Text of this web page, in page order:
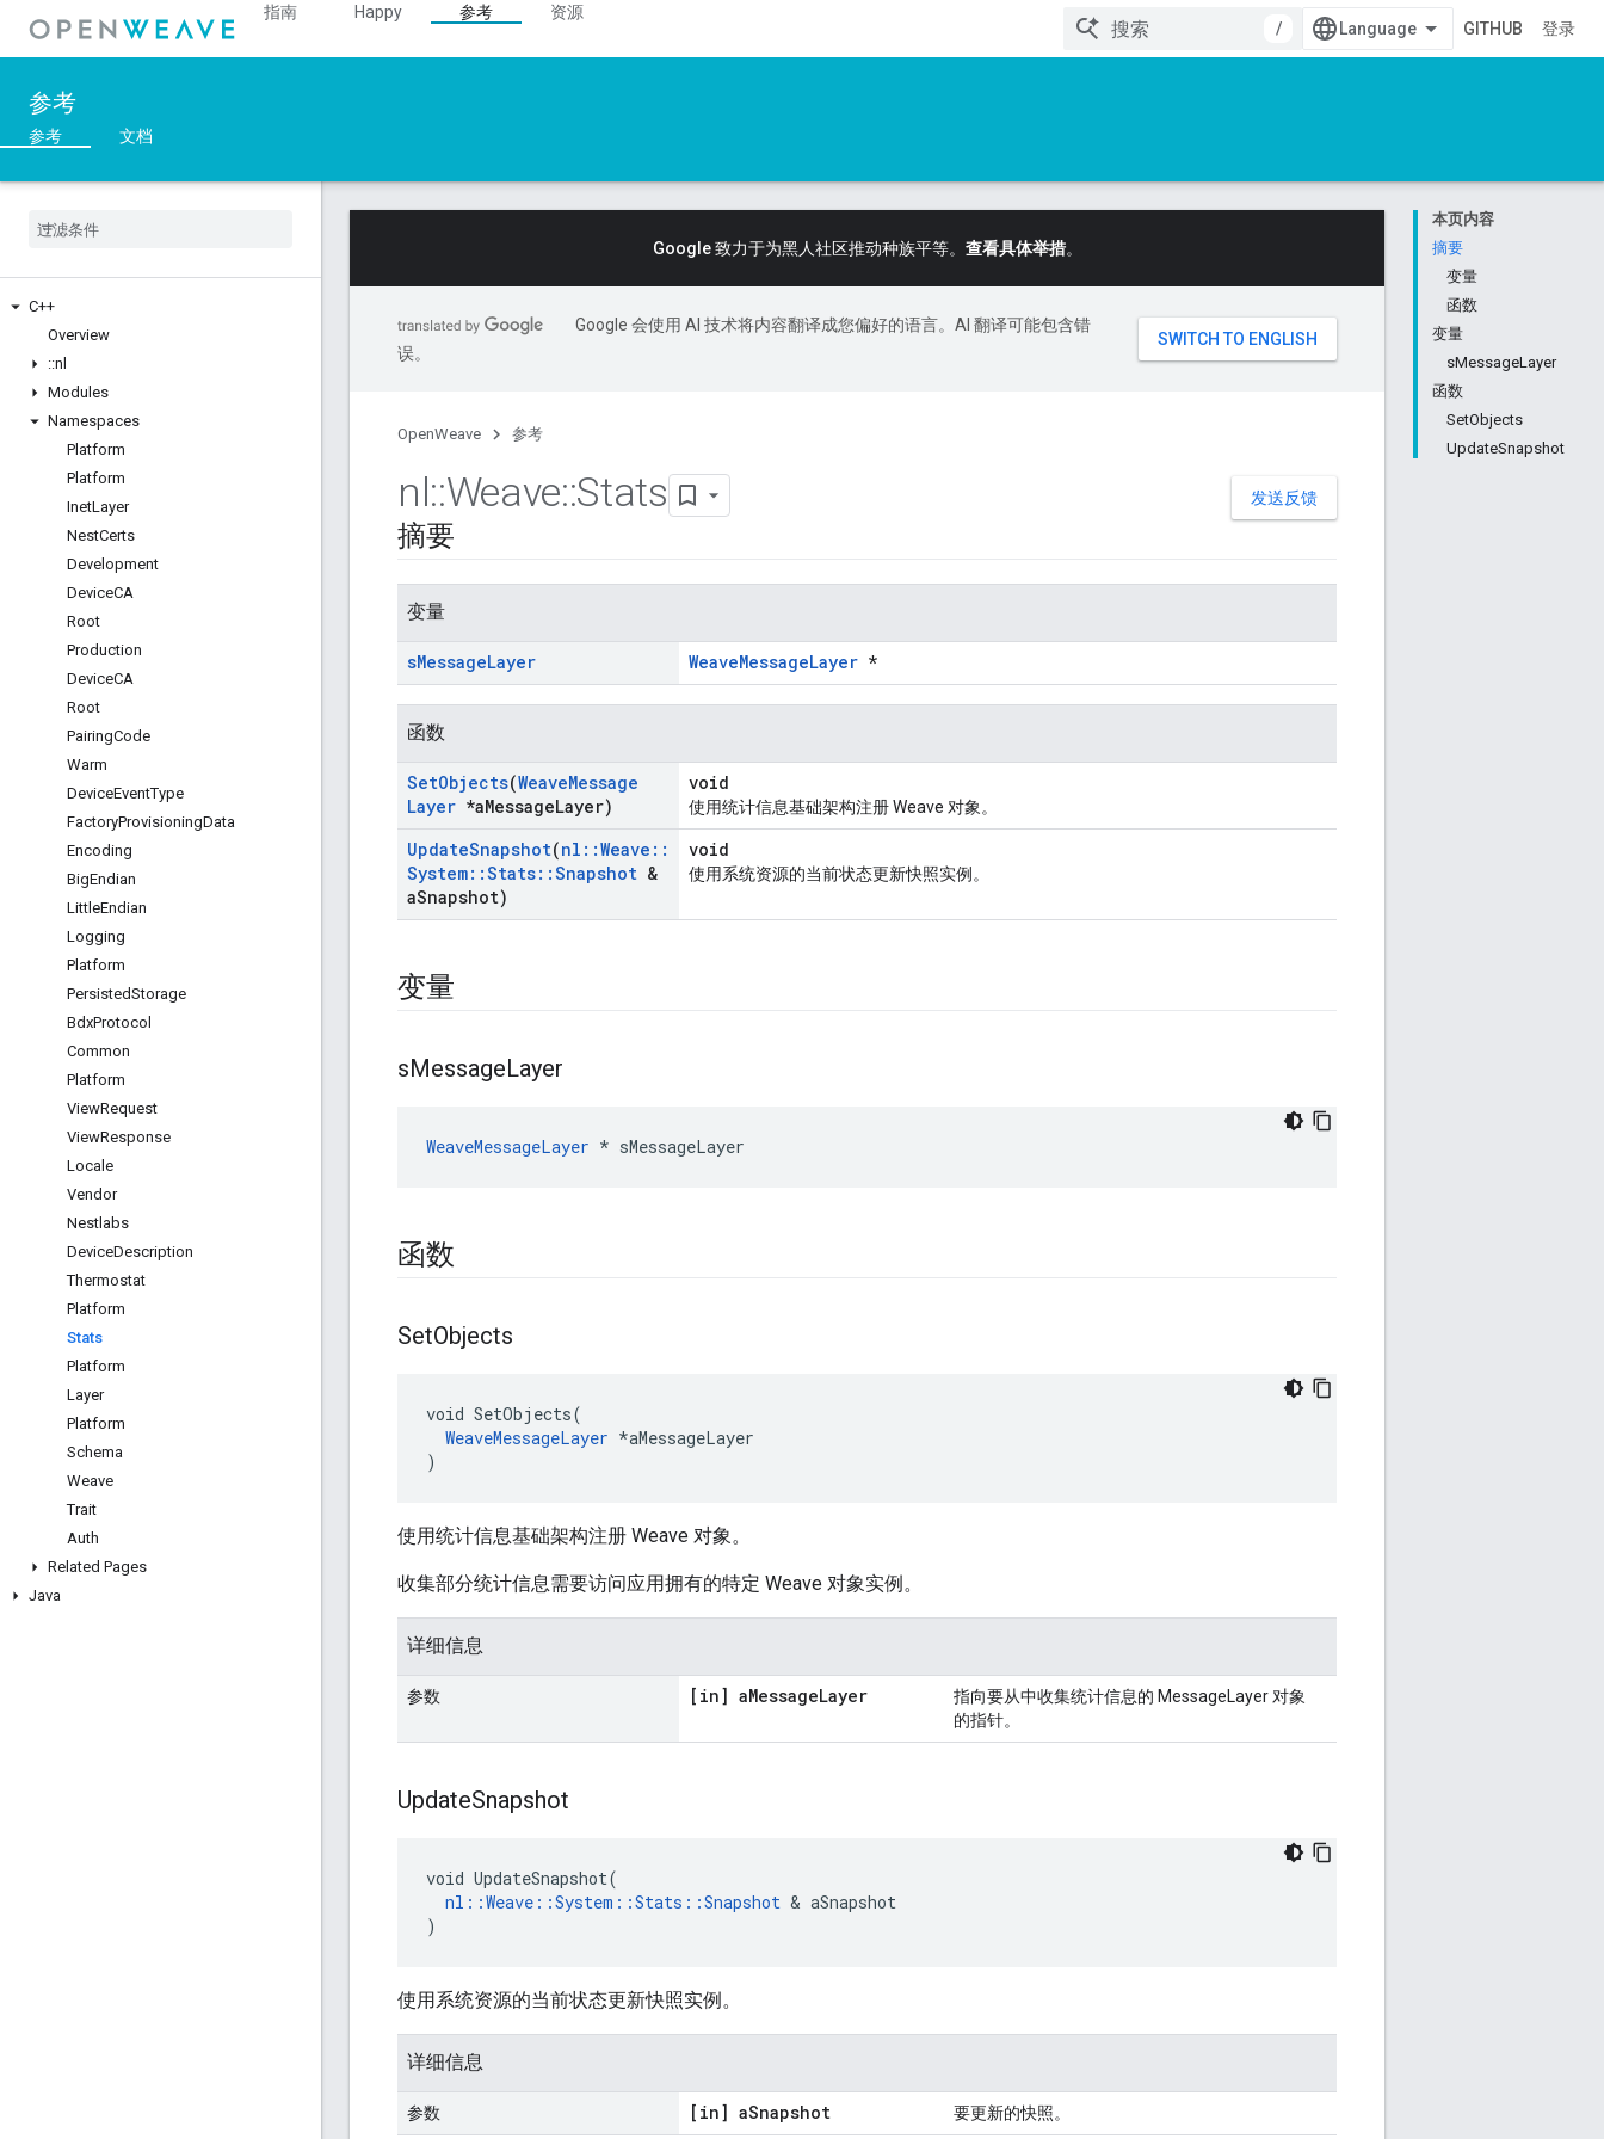
指南 Happy 参考
资源
/
GITHUB 登录
参考
参考 文档
C++
Overview
::nl
Modules
Namespaces
Platform
Platform
InetLayer
NestCerts
Development
DeviceCA
Root
Production
DeviceCA
Root
PairingCode
Warm
DeviceEventType
FactoryProvisioningData
Encoding
BigEndian
LittleEndian
Logging
Platform
PersistedStorage
BdxProtocol
Common
Platform
ViewRequest
ViewResponse
Locale
Vendor
Nestlabs
DeviceDescription
Thermostat
Platform
Stats
Platform
Layer
Platform
Schema
Weave
Trait
Auth
Related Pages
Java
本页内容
摘要
变量
函数
变量
sMessageLayer
函数
SetObjects
UpdateSnapshot
Google 致力于为黑人社区推动种族平等。 查看具体举措。
Google 会使用 AI 技术将内容翻译成您偏好的语言。AI 翻译可能包含错
误。
OpenWeave 参考
发送反馈
nl::Weave::Stats
摘要
变量
sMessageLayer WeaveMessageLayer *
函数
SetObjects(WeaveMessage
Layer *aMessageLayer)
void
使用统计信息基础架构注册 Weave 对象。
UpdateSnapshot(nl ::Weave ::
System::Stats::Snapshot &
aSnapshot)
void
使用系统资源的当前状态更新快照实例。
变量
sMessageLayer
WeaveMessageLayer * sMessageLayer
函数
SetObjects
void SetObjects(
WeaveMessageLayer *aMessageLayer
)
使用统计信息基础架构注册 Weave 对象。
收集部分统计信息需要访问应用拥有的特定 Weave 对象实例。
详细信息
参数 [in] aMessageLayer
指向要从中收集统计信息的 MessageLayer 对象
的指针。
UpdateSnapshot
void UpdateSnapshot(
nl::Weave::System::Stats::Snapshot & aSnapshot
)
使用系统资源的当前状态更新快照实例。
详细信息
参数 [in] aSnapshot 要更新的快照。